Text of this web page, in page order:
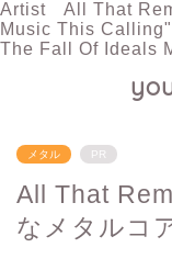
Artist All That
Music This
The Fall Of Ideals
メタル PR
All That
なメタルコ